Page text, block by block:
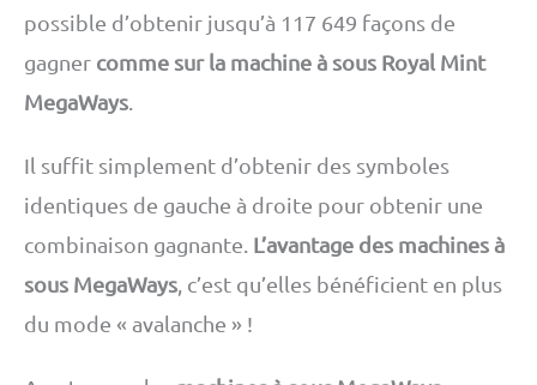
possible d’obtenir jusqu’à 117 649 façons de
gagner comme sur la machine à sous Royal Mint
MegaWays
Il suffit simplement d’obtenir des symboles
identiques de gauche à droite pour obtenir une
combinaison gagnante. L’avantage des machines à
sous MegaWays , c’est qu’elles bénéficient en plus
du mode « avalanche » !